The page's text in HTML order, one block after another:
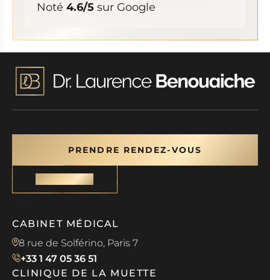
Noté 4.6/5 sur Google
PRENDRE RENDEZ-VOUS
CONTACT
CABINET MÉDICAL
8 rue de Solférino, Paris 7
+33 1 47 05 36 51
CLINIQUE DE LA MUETTE